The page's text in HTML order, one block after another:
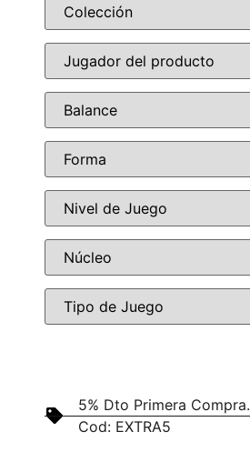
5% Dto Primera Compra.
Cod: EXTRA5